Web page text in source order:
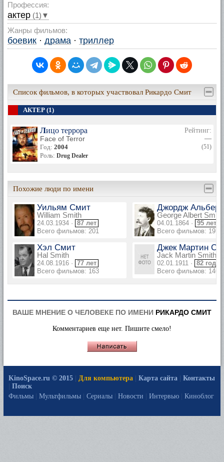
Профессия:
актер (1)▼
Жанры фильмов:
боевик · драма · триллер
Список фильмов, в которых участвовал Рикардо Смит
АКТЕР (1)
Лицо террора
Face of Terror
Год: 2004
Роль: Drug Dealer
Рейтинг:
—
(51)
Похожие люди по имени
Уильям Смит
William Smith
24.03.1934 · 87 лет
Всего фильмов: 201
Джордж
George Albert Smith
04.01.1864 · 95 лет
Всего фильмов: 197
Хэл Смит
Hal Smith
24.08.1916 · 77 лет
Всего фильмов: 163
Джек Мартин
Jack Martin Smith
02.01.1911 · 82 года
Всего фильмов: 146
ВАШЕ МНЕНИЕ О ЧЕЛОВЕКЕ ПО ИМЕНИ РИКАРДО СМИТ
Комментариев еще нет. Пишите смело!
KinoSpace.ru © 2015 Для компьютера Карта сайта
Контакты
Поиск
Фильмы
Мультфильмы Сериалы Новости Интервью Киноблог